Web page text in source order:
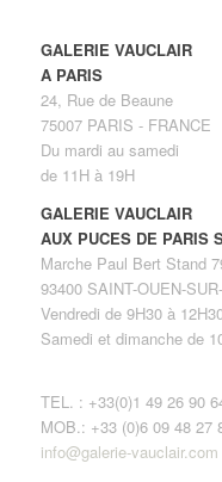
GALERIE VAUCLAIR
A PARIS
24, Rue de Beaune
75007 PARIS - FRANCE
Du mardi au samedi
de 11H à 19H
GALERIE VAUCLAIR
AUX PUCES DE PARIS
Marche Paul Bert Stand
93400 SAINT-OUEN-
Vendredi de 9H30 à
Samedi et dimanche de
TEL. : +33(0)1 49 26 90
MOB.: +33 (0)6 09 48 27
info@galerie-vauclair.com